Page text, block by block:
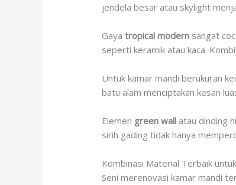
jendela besar atau skylight
Gayatropical modern sangat
seperti keramik atau kaca.
Untuk kamar mandi berukuran
batu alam menciptakan kesan
Elemen green wall atau dinding
sirih gading tidak hanya
Kombinasi Material Terbaik
Seni merenovasi kamar mandi